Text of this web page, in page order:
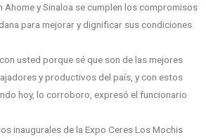
y Sinaloa se cumplen los compromisos
para mejorar y dignificar sus condiciones
usted porque sé que son de las mejores
y productivos del país, y con estos
hoy, lo corroboro, expresó el funcionario
inaugurales de la Expo Ceres Los Mochis